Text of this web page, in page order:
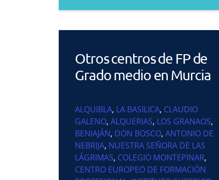
Otros centros de FP de
Grado medio en Murcia
ALQUIBLA, LA BASILICA, CLAUDIO
GALENO, ALQUERIAS, LOS GRANAOS,
BENIAJÁN, DON BOSCO, ANTONIO DE
NEBRIJA, NUESTRA SEÑORA DE LAS
LÁGRIMAS, COLEGIO MONTEPINAR,
CENTRO EUROPEO DE FORMACIÓN